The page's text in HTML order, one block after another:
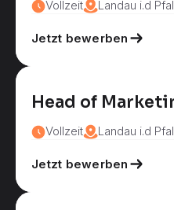
Vollzeit Landau i.d
Jetzt bewerben
Head of
Vollzeit Landau i.d
Jetzt bewerben